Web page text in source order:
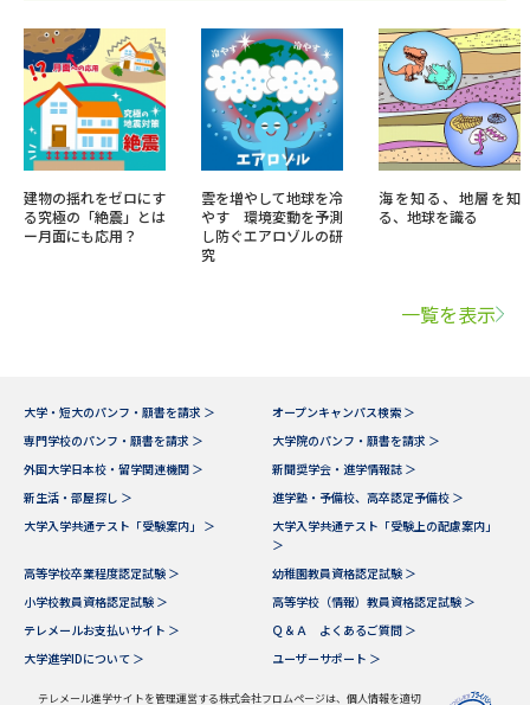
建物の揺れをゼロにす
る究極の「絶震」とは
ー月面にも応用？
雲を増やして地球を冷
やす 環境変動を予測
し防ぐエアロゾルの研
究
海を知る、地層を知
る、地球を識る
一覧を表示
大学・短大のパンフ・願書を請求 ＞
オープンキャンパス検索 ＞
専門学校のパンフ・願書を請求 ＞
大学院のパンフ・願書を請求 ＞
外国大学日本校・留学関連機関 ＞
新聞奨学会・進学情報誌 ＞
新生活・部屋探し ＞
進学塾・予備校、高卒認定予備校 ＞
大学入学共通テスト「受験案内」 ＞
大学入学共通テスト「受験上の配慮案内」
＞
高等学校卒業程度認定試験 ＞
幼稚園教員資格認定試験 ＞
小学校教員資格認定試験 ＞
高等学校（情報）教員資格認定試験 ＞
テレメールお支払いサイト ＞
Ｑ＆Ａ よくあるご質問 ＞
大学進学IDについて ＞
ユーザーサポート ＞
テレメール進学サイトを管理運営する株式会社フロムページは、個人情報を適切